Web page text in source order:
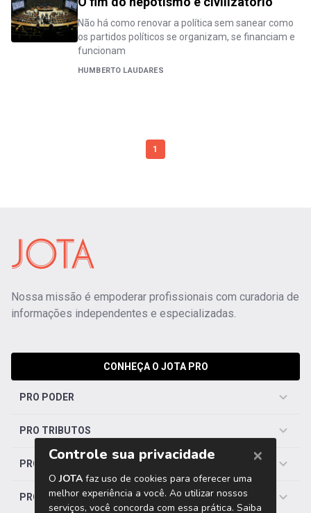
Não há como renovar a política sem sanear como
os partidos políticos se organizam, se financiam e
funcionam
HUMBERTO LAUDARES
1
Nossa missão é empoderar profissionais com curadoria de
informações independentes e especializadas.
CONHEÇA O JOTA PRO
PRO PODER
PRO TRIBUTOS
PRO TRABALHISTA
PRO SAÚDE